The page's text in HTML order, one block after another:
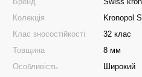
Колекція
Kronopol
Клас зносостійкості
32 клас
Товщина
8 мм
Особливість
Широкий